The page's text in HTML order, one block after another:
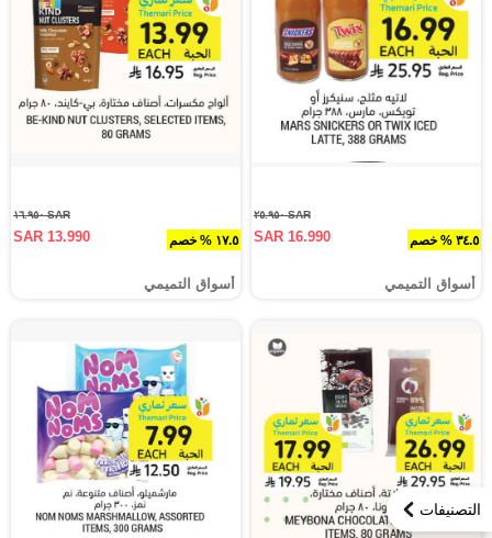
التصنيفات
٣٤.٥ % خصم
SAR ٢٥.٩٥٠
SAR 16.990
أسواق التميمي
١٧.٥ % خصم
SAR ١٦.٩٥٠
SAR 13.990
أسواق التميمي